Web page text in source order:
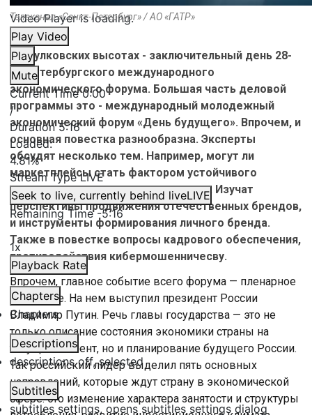
Video Player is loading.
Play Video
Play
Mute
Current Time0:00
/
Duration5:16
Loaded:
4.81%
Stream TypeLIVE
Seek to live, currently behind liveLIVE
Remaining Time-5:16
1x
Playback Rate
Chapters
Chapters
Descriptions
descriptions off, selected
Subtitles
subtitles settings, opens subtitles settings dialog
Телеканал «Санкт-Петербург» / АО «ГАТР»
На Пулковских высотах - заключительный день 28-
го Петербургского международного
экономического форума. Большая часть деловой
программы это - международный молодежный
экономический форум «День будущего». Впрочем, и
основная повестка разнообразна. Эксперты
обсудят несколько тем. Например, могут ли
маркетплейсы стать фактором устойчивого
экономического развития регионов. Изучат
перспективы продвижения отечественных брендов,
и инструменты формирования личного бренда.
Также в повестке вопросы кадрового обеспечения,
противодействия кибермошенничесву.
Впрочем, главное событие всего форума — пленарное
заседание. На нем выступил президент России
Владимир Путин. Речь главы государства — это не
только описание состояния экономики страны на
текущий момент, но и планирование будущего России.
Так российский лидер выделил пять основных
направлений, которые ждут страну в экономической
сфере: это изменение характера занятости и структуры